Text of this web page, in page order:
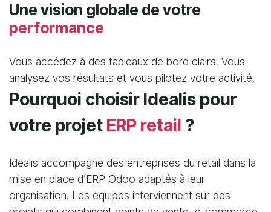
Une vision globale de votre
performance
Vous accédez à des tableaux de bord clairs. Vous
analysez vos résultats et vous pilotez votre activité.
Pourquoi choisir Idealis pour
votre projet ERP retail ?
Idealis accompagne des entreprises du retail dans la
mise en place d’ERP Odoo adaptés à leur
organisation. Les équipes interviennent sur des